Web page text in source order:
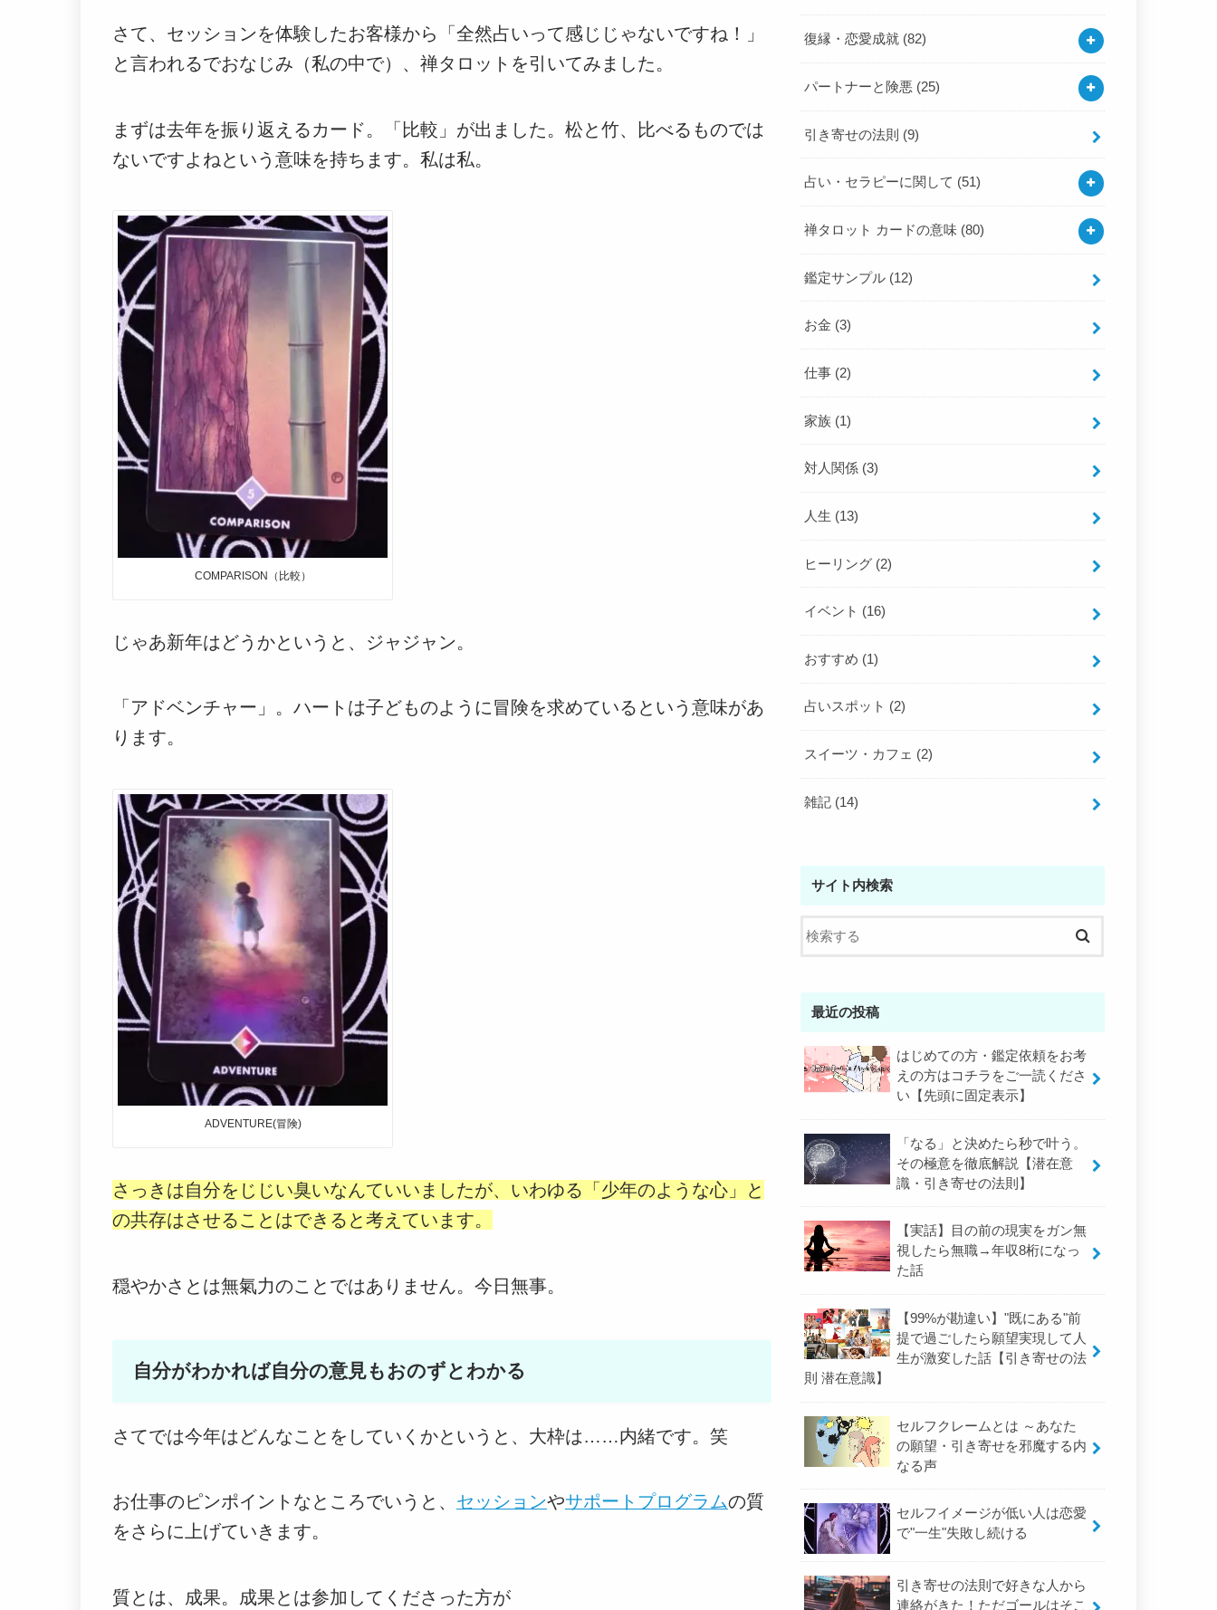
さて、セッションを体験したお客様から「全然占いって感じじゃないですね！」
と言われるでおなじみ（私の中で）、禅タロットを引いてみました。
まずは去年を振り返えるカード。「比較」が出ました。松と竹、比べるものでは
ないですよねという意味を持ちます。私は私。
COMPARISON（比較）
じゃあ新年はどうかというと、ジャジャン。
「アドベンチャー」。ハートは子どものように冒険を求めているという意味があ
ります。
ADVENTURE(冒険)
さっきは自分をじじい臭いなんていいましたが、いわゆる「少年のような心」と
の共存はさせることはできると考えています。
穏やかさとは無氣力のことではありません。今日無事。
自分がわかれば自分の意見もおのずとわかる
さてでは今年はどんなことをしていくかというと、大枠は……内緒です。笑
お仕事のピンポイントなところでいうと、 セッションやサポートプログラムの質
をさらに上げていきます。
質とは、成果。成果とは参加してくださった方が
復縁・恋愛成就 (82)
パートナーと険悪 (25)
引き寄せの法則 (9)
占い・セラピーに関して (51)
禅タロット カードの意味 (80)
鑑定サンプル (12)
お金 (3)
仕事 (2)
家族 (1)
対人関係 (3)
人生 (13)
ヒーリング (2)
イベント (16)
おすすめ (1)
占いスポット (2)
スイーツ・カフェ (2)
雑記 (14)
サイト内検索
最近の投稿
はじめての方・鑑定依頼をお考
えの方はコチラをご一読くださ
い【先頭に固定表示】
「なる」と決めたら秒で叶う。
その極意を徹底解説【潜在意
識・引き寄せの法則】
【実話】目の前の現実をガン無
視したら無職→年収8桁になっ
た話
【99%が勘違い】"既にある"前
提で過ごしたら願望実現して人
生が激変した話【引き寄せの法
則 潜在意識】
セルフクレームとは ～あなた
の願望・引き寄せを邪魔する内
なる声
セルフイメージが低い人は恋愛
で"一生"失敗し続ける
引き寄せの法則で好きな人から
連絡がきた！ただゴールはそこ